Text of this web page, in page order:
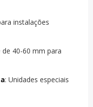
instalações
de 40-60 mm para
: Unidades especiais